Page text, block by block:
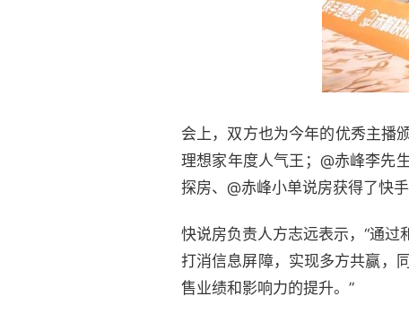
会上，双方也为今年的优秀主播
理想家年度人气王；@赤峰李先
探房、@赤峰小单说房获得了快
快说房负责人方志远表示，“通过
打消信息屏障，实现多方共赢，
售业绩和影响力的提升。”